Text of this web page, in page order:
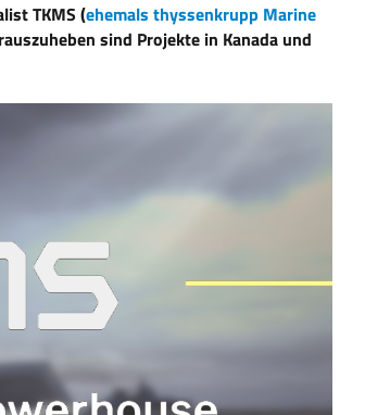
TKMS (ehemals thyssenkrupp Marine
sind Projekte in Kanada und